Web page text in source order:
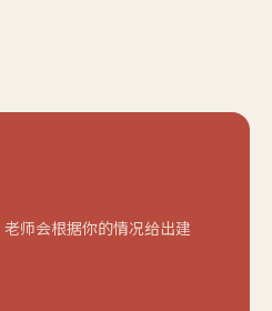
师会根据你的情况给出建